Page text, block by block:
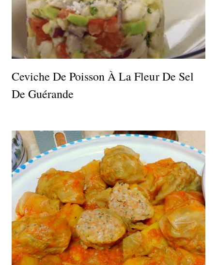
Ceviche De Poisson À La Fleur De Sel
De Guérande